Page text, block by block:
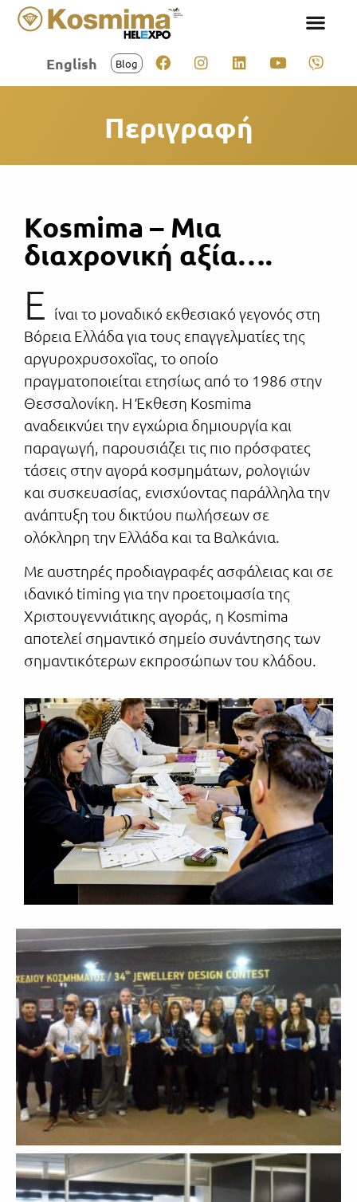
English Blog
Περιγραφή
Kosmima – Μια
διαχρονική αξία….
Ε ίναι το μοναδικό εκθεσιακό γεγονός στη
Βόρεια Ελλάδα για τους επαγγελματίες της
αργυροχρυσοχοΐας, το οποίο
πραγματοποιείται ετησίως από το 1986 στην
Θεσσαλονίκη. Η Έκθεση Kosmima
αναδεικνύει την εγχώρια δημιουργία και
παραγωγή, παρουσιάζει τις πιο πρόσφατες
τάσεις στην αγορά κοσμημάτων, ρολογιών
και συσκευασίας, ενισχύοντας παράλληλα την
ανάπτυξη του δικτύου πωλήσεων σε
ολόκληρη την Ελλάδα και τα Βαλκάνια.
Με αυστηρές προδιαγραφές ασφάλειας και σε
ιδανικό timing για την προετοιμασία της
Χριστουγεννιάτικης αγοράς, η Kosmima
αποτελεί σημαντικό σημείο συνάντησης των
σημαντικότερων εκπροσώπων του κλάδου.